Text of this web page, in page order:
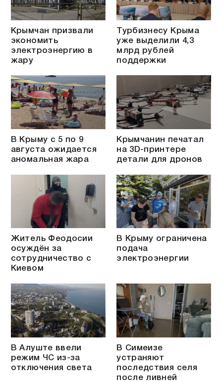
Крымчан призвали
экономить
электроэнергию в
жару
Турбизнесу Крыма
уже выделили 4,3
млрд рублей
поддержки
В Крыму с 5 по 9
августа ожидается
аномальная жара
Крымчанин печатал
на 3D-принтере
детали для дронов
Житель Феодосии
осуждён за
сотрудничество с
Киевом
В Крыму ограничена
подача
электроэнергии
В Алуште ввели
режим ЧС из-за
отключения света
В Симеизе
устраняют
последствия селя
после ливней